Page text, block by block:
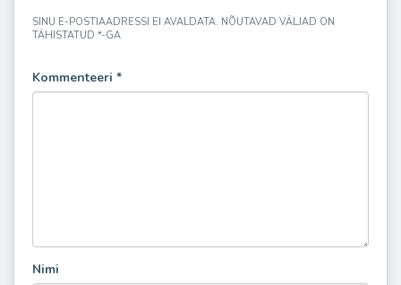
SINU E-POSTIAADRESSI EI AVALDATA. NÕUTAVAD VÄLJAD ON
TÄHISTATUD *-GA
Kommenteeri *
Nimi